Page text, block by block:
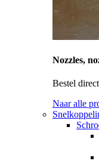
Nozzles,
Bestel
Naar alle